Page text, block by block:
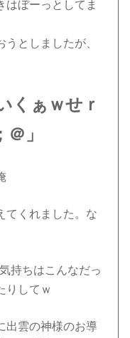
はぼーっとしてま
うとしましたが、
くぁｗせｒ
」
てくれました。な
持ちはこんなだっ
りしてｗ
出雲の神様のお導